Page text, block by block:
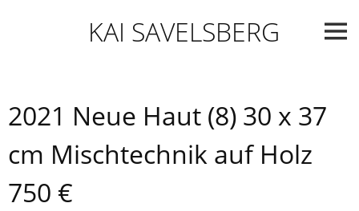
KAI SAVELSBERG
2021 Neue Haut (8) 30 x 37
cm Mischtechnik auf Holz
750 €